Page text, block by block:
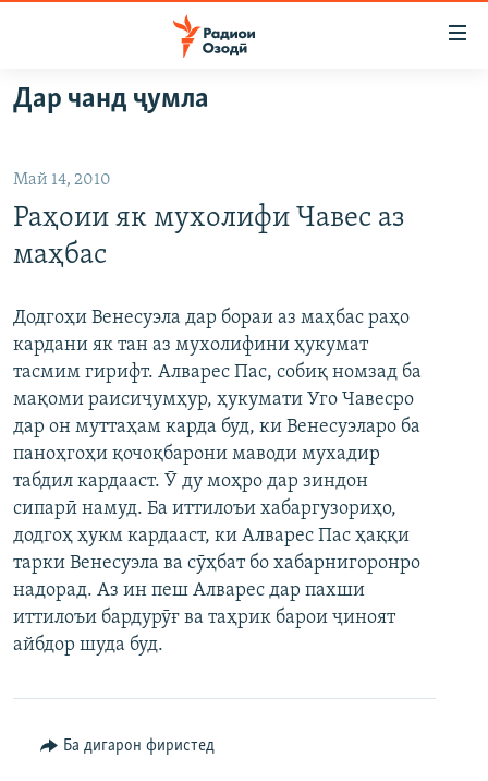
Ҷаҳиш
ба
аслӣ
ба
феҳристи
Ҷаҳиш
ба
ҷустор
ГӮШАҲО
ҶОМЕА
ОСИЁИ МАРКАЗӢ
ФАРҲАНГ
МЕҲМОНИ ОЗОДӢ
ВАРЗИШ
САЛОМ, ХОҲАР
ТАҲҚИҚОТ
ҶАНГ ДАР УКРАИНА
НАЗАРИ МАРДУМ
БЛОГИСТОН
ОЗОДӢ ОНЛАЙН
ЧАНДРАСОНАӢ
ВИДЕО
НИГОРИСТОН
ГУЗОРИШҲОИ РАДИОӢ
РӮЙХАТҲО
КИТОБҲОИ ОЗОДӢ
Русский
ПАЙГИРӢ КУНЕД
Ҳамаи сомонаҳои RFE/RL
Дар чанд ҷумла
Май 14, 2010
Раҳоии як мухолифи Чавес аз
маҳбас
Додгоҳи Венесуэла дар бораи аз маҳбас раҳо
кардани як тан аз мухолифини ҳукумат
тасмим гирифт. Алварес Пас, собиқ номзад ба
мақоми раисиҷумҳур, ҳукумати Уго Чавесро
дар он муттаҳам карда буд, ки Венесуэларо ба
паноҳгоҳи қочоқбарони маводи мухадир
табдил кардааст. Ӯ ду моҳро дар зиндон
сипарӣ намуд. Ба иттилоъи хабаргузориҳо,
додгоҳ ҳукм кардааст, ки Алварес Пас ҳаққи
тарки Венесуэла ва сӯҳбат бо хабарнигоронро
надорад. Аз ин пеш Алварес дар пахши
иттилоъи бардурӯғ ва таҳрик барои ҷиноят
айбдор шуда буд.
Ба дигарон фиристед